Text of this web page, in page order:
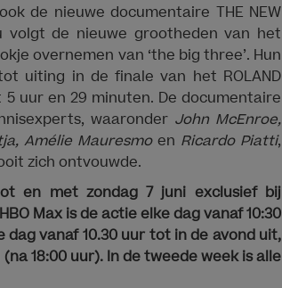
de nieuwe documentaire THE NEW
volgt de nieuwe grootheden van het
overnemen van ‘the big three’. Hun
uiting in de finale van het ROLAND
uur en 29 minuten. De documentaire
waaronder John McEnroe,
Amélie Mauresmoen Ricardo Piatti,
zich ontvouwde.
en met zondag 7 juni exclusief bij
Max is de actie elke dag vanaf 10:30
vanaf 10.30 uur tot in de avond uit,
18:00 uur). In de tweede week is alle